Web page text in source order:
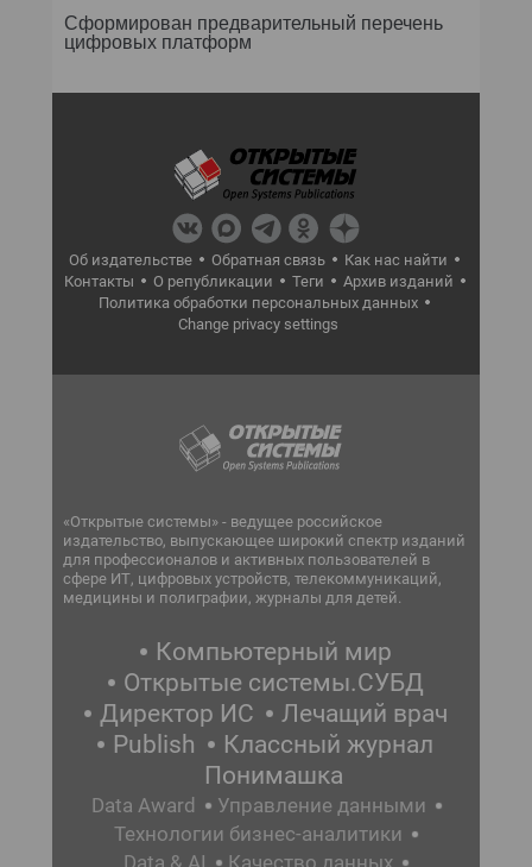
Сформирован предварительный перечень
цифровых платформ
Об издательстве Обратная связь
Как нас найти
Контакты
О републикации Теги
Архив изданий
Политика обработки персональных данных
Change privacy settings
«Открытые системы» - ведущее российское
издательство, выпускающее широкий спектр изданий
для профессионалов и активных пользователей в
сфере ИТ, цифровых устройств, телекоммуникаций,
медицины и полиграфии, журналы для детей.
Компьютерный мир
Открытые системы.СУБД
Директор ИС
Лечащий врач
Publish
Классный журнал
Понимашка
Data Award
Управление данными
Технологии бизнес-аналитики
Data & AI
Качество данных